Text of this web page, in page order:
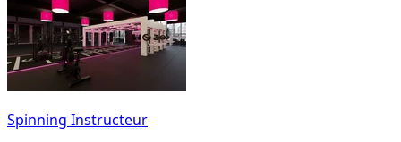
Spinning Instructeur